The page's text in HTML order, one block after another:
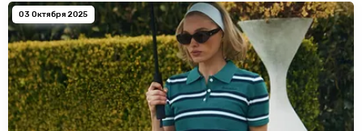
03 Октября 2025